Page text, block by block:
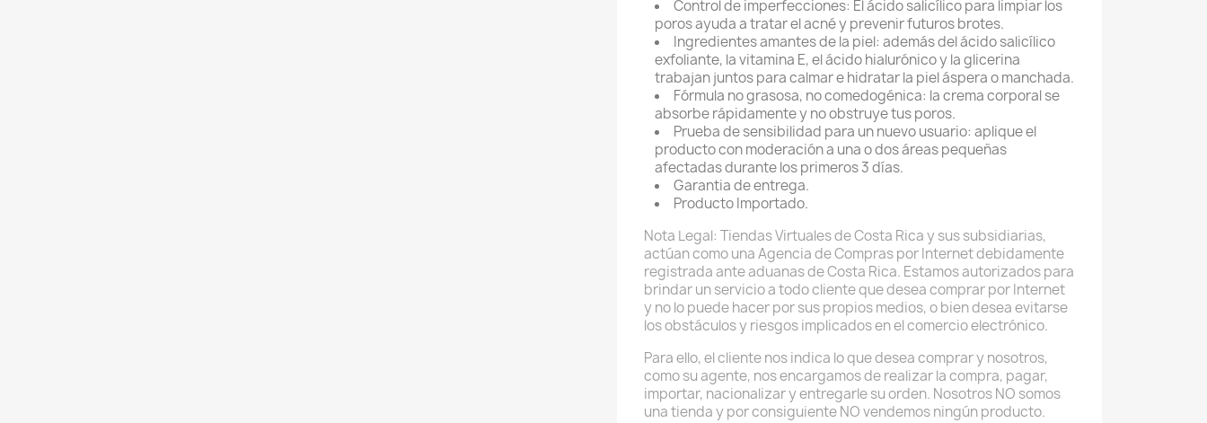
Control de imperfecciones: El ácido salicílico para limpiar los
poros ayuda a tratar el acné y prevenir futuros brotes.
Ingredientes amantes de la piel: además del ácido salicílico
exfoliante, la vitamina E, el ácido hialurónico y la glicerina
trabajan juntos para calmar e hidratar la piel áspera o manchada.
Fórmula no grasosa, no comedogénica: la crema corporal se
absorbe rápidamente y no obstruye tus poros.
Prueba de sensibilidad para un nuevo usuario: aplique el
producto con moderación a una o dos áreas pequeñas
afectadas durante los primeros 3 días.
Garantia de entrega.
Producto Importado.
Nota Legal: Tiendas Virtuales de Costa Rica y sus subsidiarias,
actúan como una Agencia de Compras por Internet debidamente
registrada ante aduanas de Costa Rica. Estamos autorizados para
brindar un servicio a todo cliente que desea comprar por Internet
y no lo puede hacer por sus propios medios, o bien desea evitarse
los obstáculos y riesgos implicados en el comercio electrónico.
Para ello, el cliente nos indica lo que desea comprar y nosotros,
como su agente, nos encargamos de realizar la compra, pagar,
importar, nacionalizar y entregarle su orden. Nosotros NO somos
una tienda y por consiguiente NO vendemos ningún producto.